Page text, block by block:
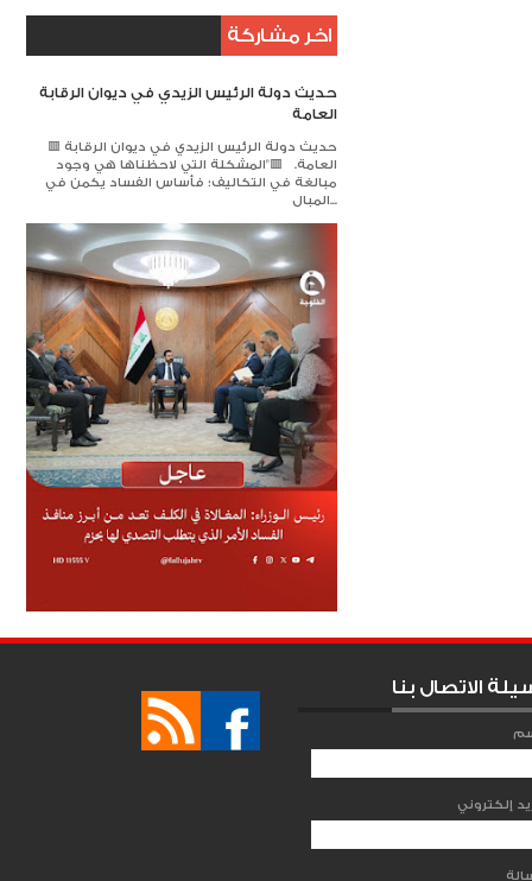
اخر مشاركة
حديث دولة الرئيس الزيدي في ديوان الرقابة
العامة
🟥 حديث دولة الرئيس الزيدي في ديوان الرقابة
العامة. 🟥​"المشكلة التي لاحظناها هي وجود
مبالغة في التكاليف؛ فأساس الفساد يكمن في
المبال...
الاتصال بنا